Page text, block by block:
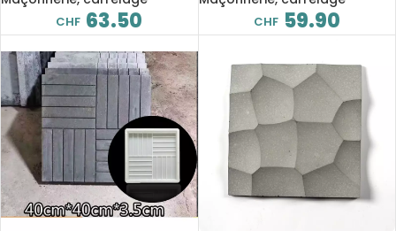
CHF 63.50
63x5x22 cm
CHF 59.90